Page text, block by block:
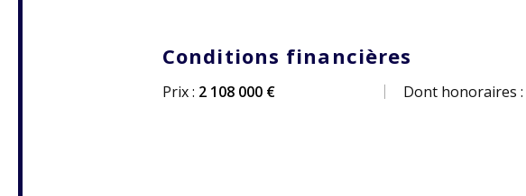
Conditions financières
Prix : 2 108 000 € Dont honoraires :